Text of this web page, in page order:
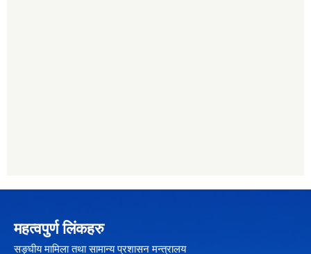
महत्वपुर्ण लिंकहरु
सङ्घीय मामिला तथा सामान्य प्रशासन मन्त्रालय